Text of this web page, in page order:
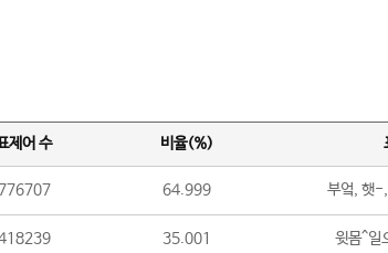
제어 수 비율(%)
64.999 부엌, 햇-
35.001 윗몸^일